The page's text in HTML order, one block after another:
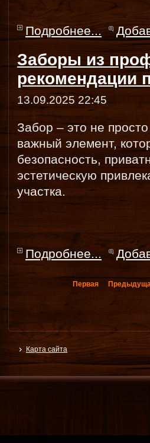
Подробнее...
Заборы из
рекомендации
13.09.2025 22:45
Забор – это не
важный элемент,
безопасность,
эстетическую
участка.
Подробнее...
Первая
Карта сайта